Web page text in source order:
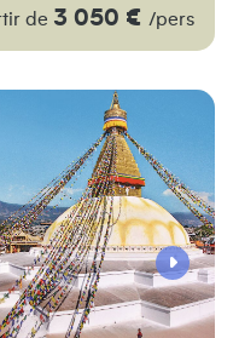
de 3 050 € /pers